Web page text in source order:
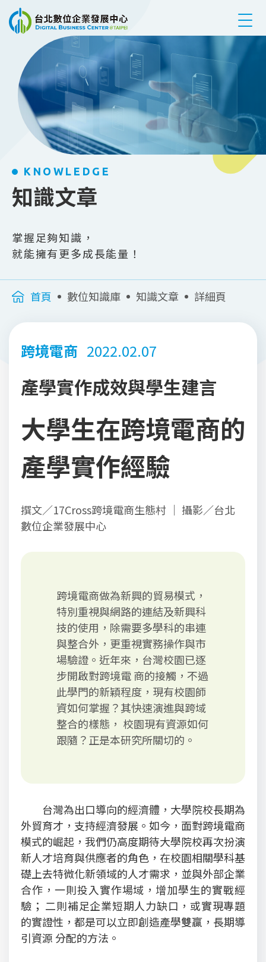
跳到主要內容
KNOWLEDGE
知識文章
掌握足夠知識，
就能擁有更多成長能量！
首頁 數位知識庫 知識文章 詳細頁
跨境電商 2022.02.07
產學實作成效與學生建言
大學生在跨境電商的
產學實作經驗
撰文／17Cross跨境電商生態村 ｜ 攝影／台北
數位企業發展中心
跨境電商做為新興的貿易模式，
特別重視與網路的連結及新興科
技的使用，除需要多學科的串連
與整合外，更重視實務操作與市
場驗證。近年來，台灣校園已逐
步開啟對跨境電 商的接觸，不過
此學門的新穎程度，現有校園師
資如何掌握？其快速演進與跨域
整合的樣態， 校園現有資源如何
跟隨？正是本研究所關切的。
台灣為出口導向的經濟體，大學院校長期為
外貿育才，支持經濟發展。如今，面對跨境電商
模式的崛起，我們仍高度期待大學院校再次扮演
新人才培育與供應者的角色，在校園相關學科基
礎上去特微化新領域的人才需求，並與外部企業
合作，一則投入實作場域，增加學生的實戰經
驗； 二則補足企業短期人力缺口，或實現專題
的實證性，都是可以立即創造產學雙贏，長期導
引資源 分配的方法。